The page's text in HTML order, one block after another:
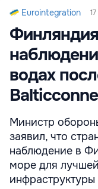
Eurointegration
водах
Министр
заявил, что
наблюдение в
море для